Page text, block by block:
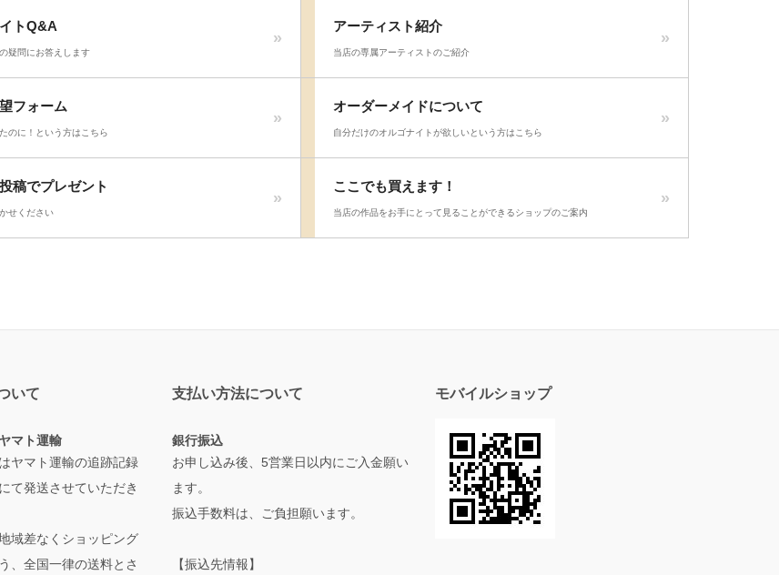
トQ&A
疑問にお答えします
アーティスト紹介
当店の専属アーティストのご紹介
フォーム
のに！という方はこちら
オーダーメイドについて
自分だけのオルゴナイトが欲しいという方はこちら
稿でプレゼント
せください
ここでも買えます！
当店の作品をお手にとって見ることができるショップのご案内
いて
マト運輸
ヤマト運輸の追跡記録
て発送させていただき
域差なくショッピング
、全国一律の送料とさ
支払い方法について
銀行振込
お申し込み後、5営業日以内にご入金願い
ます。
振込手数料は、ご負担願います。
【振込先情報】
モバイルショップ